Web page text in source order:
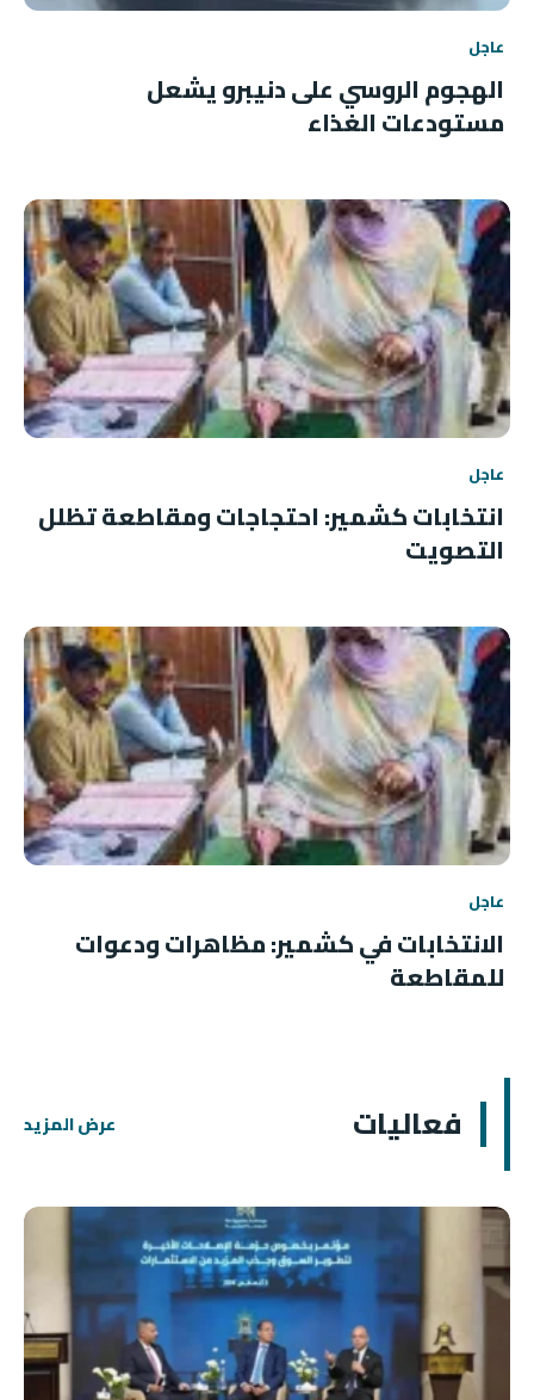
عاجل
الهجوم الروسي على دنيبرو يشعل
مستودعات الغذاء
عاجل
انتخابات كشمير: احتجاجات ومقاطعة تظلل
التصويت
عاجل
الانتخابات في كشمير: مظاهرات ودعوات
للمقاطعة
فعاليات عرض المزيد